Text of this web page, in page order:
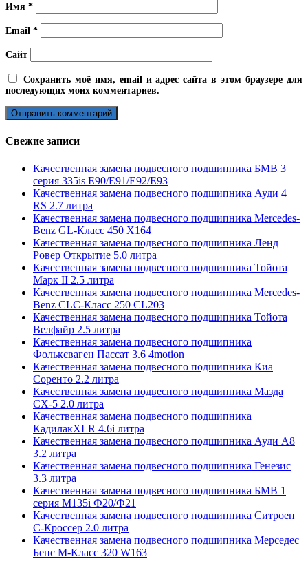
Имя *
Email *
Сайт
Сохранить моё имя, email и адрес сайта в этом браузере для
последующих моих комментариев.
Свежие записи
Качественная замена подвесного подшипника БМВ 3
серия 335is E90/E91/E92/E93
Качественная замена подвесного подшипника Ауди 4
RS 2.7 литра
Качественная замена подвесного подшипника Mercedes-
Benz GL-Класс 450 X164
Качественная замена подвесного подшипника Ленд
Ровер Открытие 5.0 литра
Качественная замена подвесного подшипника Тойота
Марк II 2.5 литра
Качественная замена подвесного подшипника Mercedes-
Benz CLC-Класс 250 CL203
Качественная замена подвесного подшипника Тойота
Велфайр 2.5 литра
Качественная замена подвесного подшипника
Фольксваген Пассат 3.6 4motion
Качественная замена подвесного подшипника Киа
Соренто 2.2 литра
Качественная замена подвесного подшипника Мазда
СХ-5 2.0 литра
Качественная замена подвесного подшипника
КадилакXLR 4.6i литра
Качественная замена подвесного подшипника Ауди А8
3.2 литра
Качественная замена подвесного подшипника Генезис
3.3 литра
Качественная замена подвесного подшипника БМВ 1
серия M135i Ф20/Ф21
Качественная замена подвесного подшипника Ситроен
С-Кроссер 2.0 литра
Качественная замена подвесного подшипника Мерседес
Бенс М-Класс 320 W163